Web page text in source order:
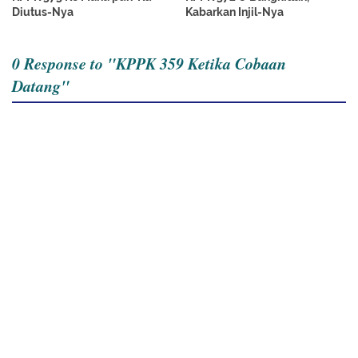
Diutus-Nya
Kabarkan Injil-Nya
0 Response to "KPPK 359 Ketika Cobaan
Datang"